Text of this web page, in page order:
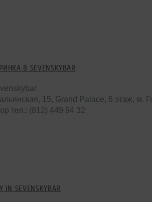
В SEVENSKYBAR
15, Grand Palace, 6 этаж, м.
тел.: (812) 449 94 32
IN SEVENSKYBAR